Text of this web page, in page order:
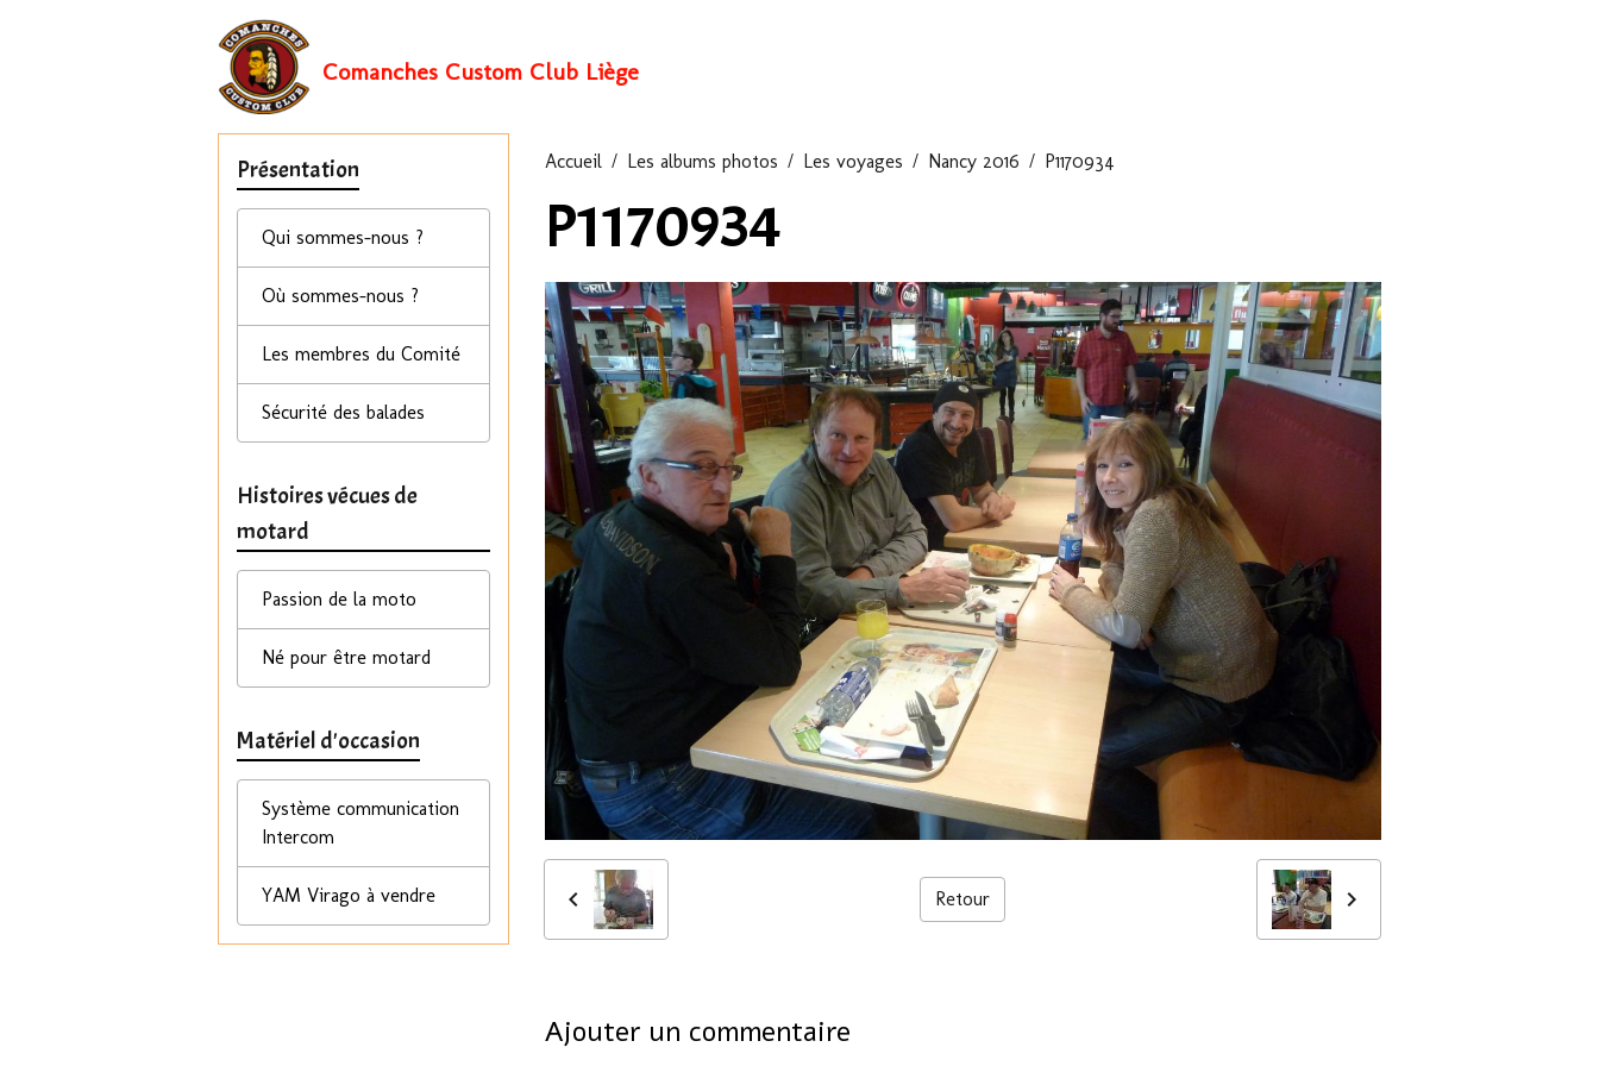
Comanches Custom Club Liège
Accueil Les albums photos Les voyages Nancy 2016 P1170934
P1170934
Retour
Ajouter un commentaire
Présentation
Qui sommes-nous ?
Où sommes-nous ?
Les membres du Comité
Sécurité des balades
Histoires vécues de
motard
Passion de la moto
Né pour être motard
Matériel d'occasion
Système communication
Intercom
YAM Virago à vendre